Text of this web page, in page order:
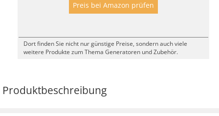
Preis bei Amazon prüfen
Dort finden Sie nicht nur günstige Preise, sondern auch viele
weitere Produkte zum Thema Generatoren und Zubehör.
Produktbeschreibung